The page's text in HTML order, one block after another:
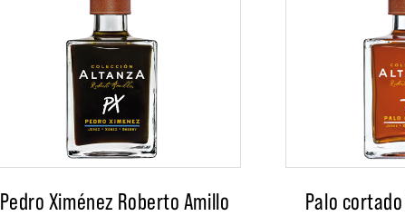
Pedro Ximénez Roberto Amillo Palo